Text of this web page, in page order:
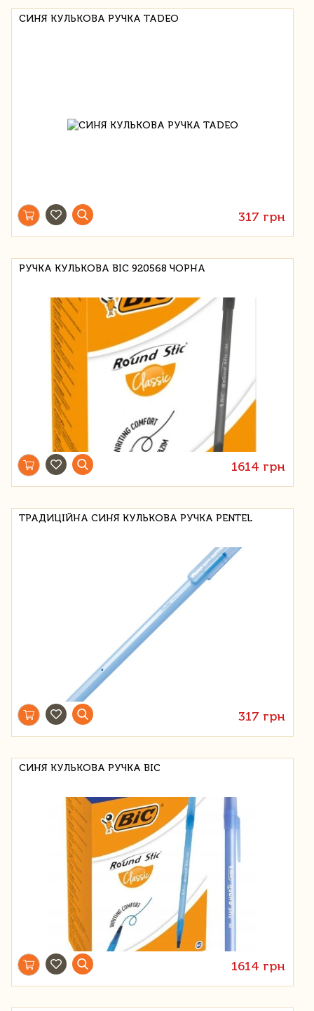
СИНЯ КУЛЬКОВА РУЧКА TADEO
317 грн
РУЧКА КУЛЬКОВА BIC 920568 ЧОРНА
1614 грн
ТРАДИЦІЙНА СИНЯ КУЛЬКОВА РУЧКА PENTEL
317 грн
СИНЯ КУЛЬКОВА РУЧКА BIC
1614 грн